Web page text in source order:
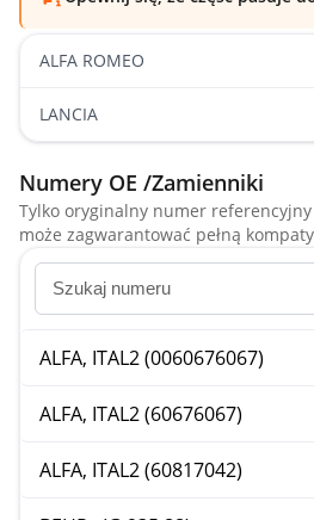
ALFA ROMEO
LANCIA
Numery OE /Zamienniki
Tylko oryginalny numer referencyjny
może zagwarantować pełną
ALFA, ITAL2 (0060676067)
ALFA, ITAL2 (60676067)
ALFA, ITAL2 (60817042)